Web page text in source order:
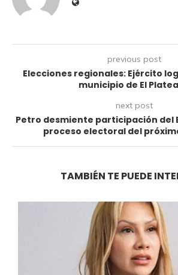
previous post
Elecciones regionales: Ejército
municipio de El
next post
Petro desmiente participación del
proceso electoral del
TAMBIÉN TE PUEDE